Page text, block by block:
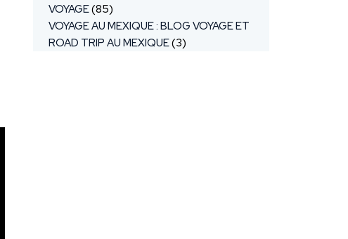
VOYAGE(85)
VOYAGE AU MEXIQUE : BLOG VOYAGE ET
ROAD TRIP AU MEXIQUE(3)